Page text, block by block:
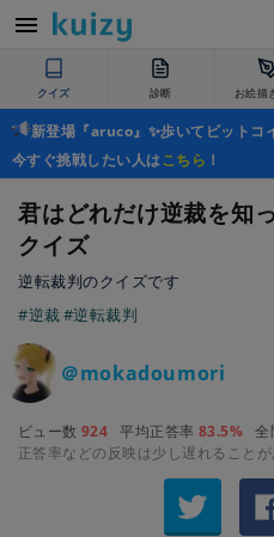
クイズ 診断 お絵描
新登場『aruco』✨歩いてビットコ
今すぐ挑戦したい人はこちら ！
君はどれだけ逆裁を知
クイズ
逆転裁判のクイズです
#逆裁#逆転裁判
＠mokadoumori
ビュー数 924 平均正答率 83.5% 全
正答率などの反映は少し遅れることが